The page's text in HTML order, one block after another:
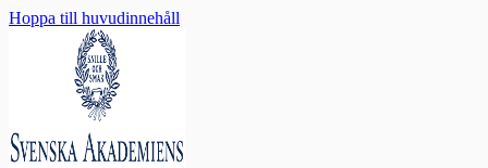
Hoppa till huvudinnehåll